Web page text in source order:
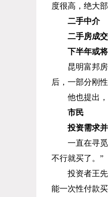
度很高，绝大
二手中介
二手房成
下半年或
昆明富邦
后，一部分刚
他也提出
市民
投资需求
一直在寻
不行就买了。”
投资者王
能一次性付款